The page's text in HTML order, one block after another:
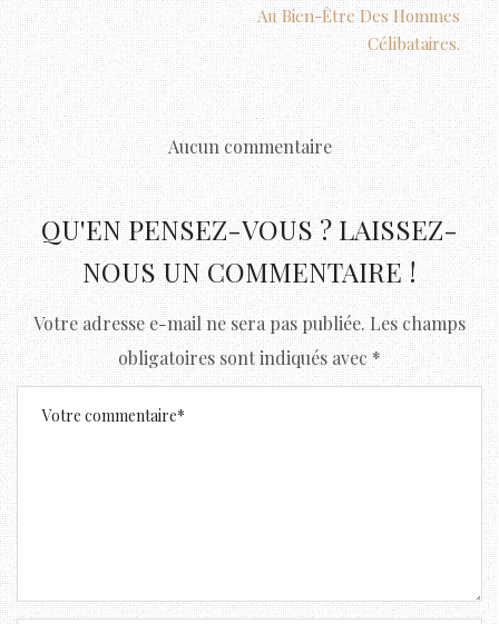
Au Bien-Être Des Hommes
Célibataires.
Aucun commentaire
QU'EN PENSEZ-VOUS ? LAISSEZ-
NOUS UN COMMENTAIRE !
Votre adresse e-mail ne sera pas publiée. Les champs
obligatoires sont indiqués avec*